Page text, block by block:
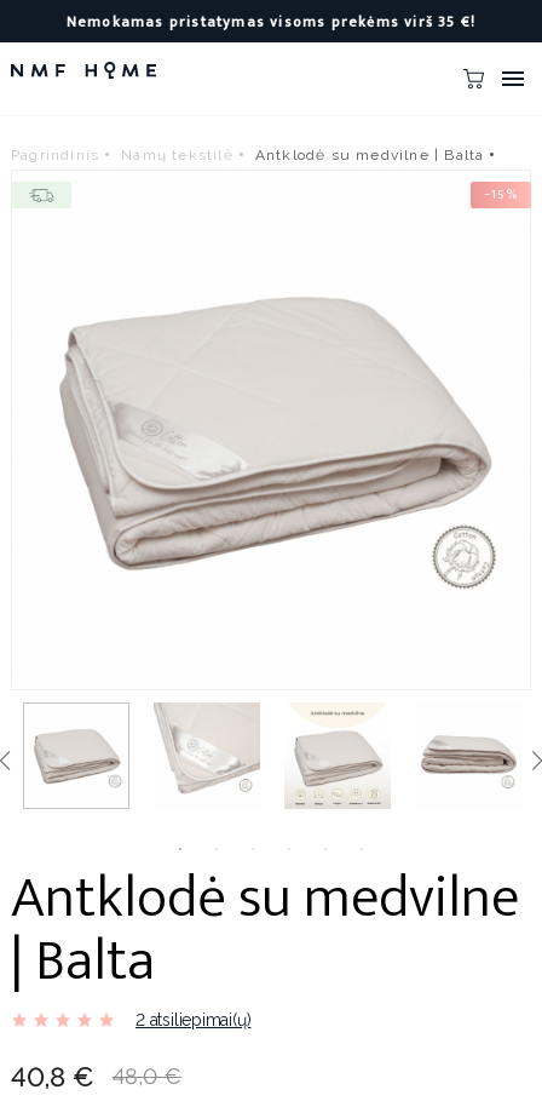
Nemokamas pristatymas visoms prekėms virš 35 €!

Pagrindinis Namų tekstilė Antklodė su medvilne | Balta
−15%
Antklodė su medvilne
| Balta
2 atsiliepimai(ų)
40,8 € 48,0 €